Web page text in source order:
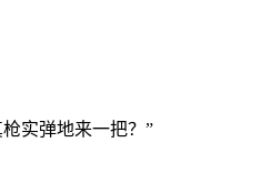
实弹地来一把？”